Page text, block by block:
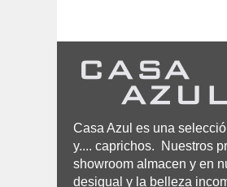
Casa Azul es una
y.... caprichos. Nuestros
showroom almacen y en
desigual y la belleza